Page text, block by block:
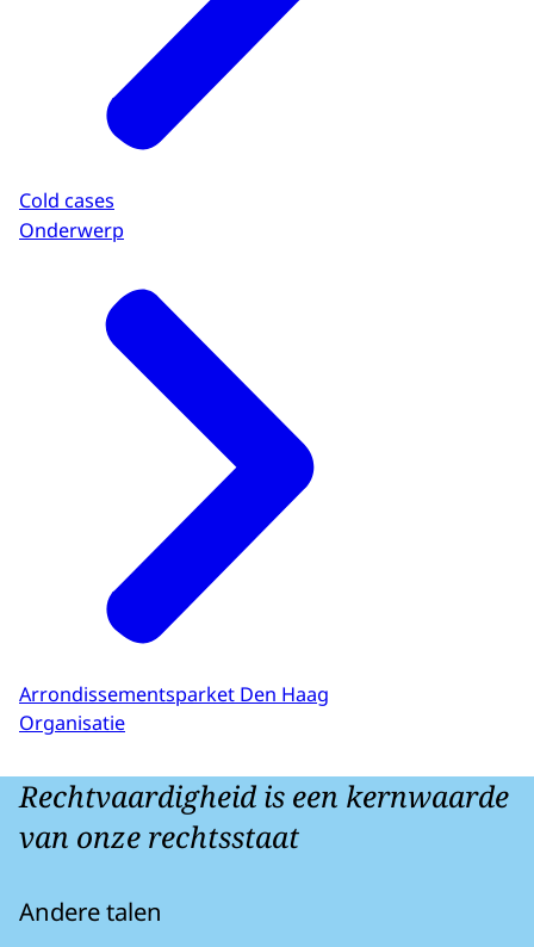
Cold cases
Onderwerp
Arrondissementsparket Den Haag
Organisatie
Rechtvaardigheid is een kernwaarde
van onze rechtsstaat
Andere talen